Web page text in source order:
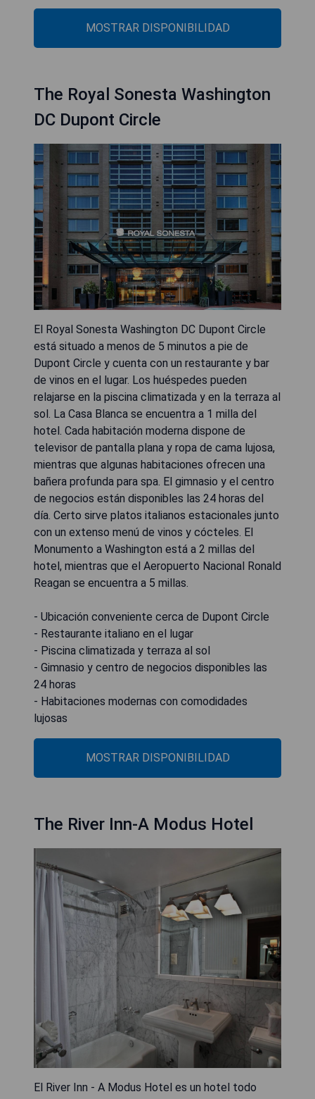
MOSTRAR DISPONIBILIDAD
The Royal Sonesta Washington
DC Dupont Circle
El Royal Sonesta Washington DC Dupont Circle
está situado a menos de 5 minutos a pie de
Dupont Circle y cuenta con un restaurante y bar
de vinos en el lugar. Los huéspedes pueden
relajarse en la piscina climatizada y en la terraza al
sol. La Casa Blanca se encuentra a 1 milla del
hotel. Cada habitación moderna dispone de
televisor de pantalla plana y ropa de cama lujosa,
mientras que algunas habitaciones ofrecen una
bañera profunda para spa. El gimnasio y el centro
de negocios están disponibles las 24 horas del
día. Certo sirve platos italianos estacionales junto
con un extenso menú de vinos y cócteles. El
Monumento a Washington está a 2 millas del
hotel, mientras que el Aeropuerto Nacional Ronald
Reagan se encuentra a 5 millas.
- Ubicación conveniente cerca de Dupont Circle
- Restaurante italiano en el lugar
- Piscina climatizada y terraza al sol
- Gimnasio y centro de negocios disponibles las
24 horas
- Habitaciones modernas con comodidades
lujosas
MOSTRAR DISPONIBILIDAD
The River Inn-A Modus Hotel
El River Inn - A Modus Hotel es un hotel todo